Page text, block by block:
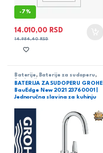
-7%
14.010,00 RSD
14.984,40RSD
Baterije , Baterije za sudoperu ,
Sanitarija
BATERIJA ZA SUDOPERU GROHE
BauEdge New 2021 23760001 |
Jednoručna slavina za kuhinju